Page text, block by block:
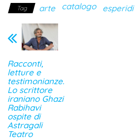
Tag arte catalogo esperidi
Racconti,
letture e
testimonianze.
Lo scrittore
iraniano Ghazi
Rabihavi
ospite di
Astragali
Teatro